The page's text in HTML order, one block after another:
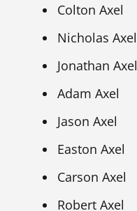
Colton Axel
Nicholas Axel
Jonathan Axel
Adam Axel
Jason Axel
Easton Axel
Carson Axel
Robert Axel